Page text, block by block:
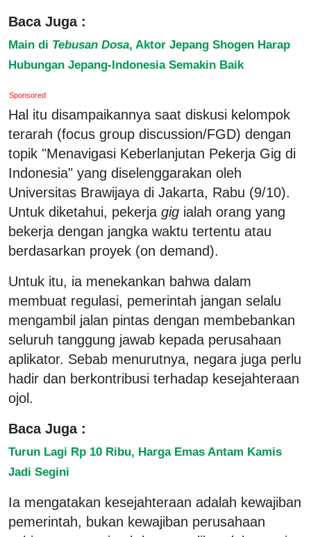
Baca Juga :
Main di Tebusan Dosa, Aktor Jepang Shogen Harap
Hubungan Jepang-Indonesia Semakin Baik
Sponsored
Hal itu disampaikannya saat diskusi kelompok
terarah (focus group discussion/FGD) dengan
topik "Menavigasi Keberlanjutan Pekerja Gig di
Indonesia" yang diselenggarakan oleh
Universitas Brawijaya di Jakarta, Rabu (9/10).
Untuk diketahui, pekerja gig ialah orang yang
bekerja dengan jangka waktu tertentu atau
berdasarkan proyek (on demand).
Untuk itu, ia menekankan bahwa dalam
membuat regulasi, pemerintah jangan selalu
mengambil jalan pintas dengan membebankan
seluruh tanggung jawab kepada perusahaan
aplikator. Sebab menurutnya, negara juga perlu
hadir dan berkontribusi terhadap kesejahteraan
ojol.
Baca Juga :
Turun Lagi Rp 10 Ribu, Harga Emas Antam Kamis
Jadi Segini
Ia mengatakan kesejahteraan adalah kewajiban
pemerintah, bukan kewajiban perusahaan